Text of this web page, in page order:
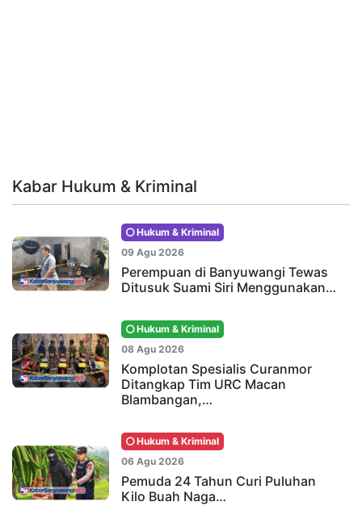
Kabar Hukum & Kriminal
Hukum & Kriminal
09 Agu 2026
Perempuan di Banyuwangi Tewas
Ditusuk Suami Siri Menggunakan…
Hukum & Kriminal
08 Agu 2026
Komplotan Spesialis Curanmor
Ditangkap Tim URC Macan
Blambangan,…
Hukum & Kriminal
06 Agu 2026
Pemuda 24 Tahun Curi Puluhan
Kilo Buah Naga…